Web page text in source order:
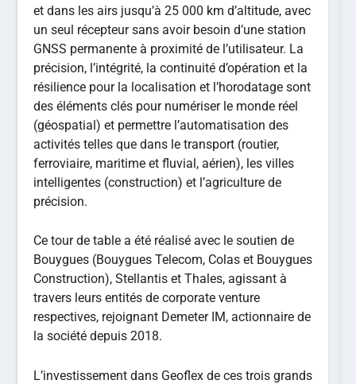
et dans les airs jusqu’à 25 000 km d’altitude, avec
un seul récepteur sans avoir besoin d’une station
GNSS permanente à proximité de l’utilisateur. La
précision, l’intégrité, la continuité d’opération et la
résilience pour la localisation et l’horodatage sont
des éléments clés pour numériser le monde réel
(géospatial) et permettre l’automatisation des
activités telles que dans le transport (routier,
ferroviaire, maritime et fluvial, aérien), les villes
intelligentes (construction) et l’agriculture de
précision.
Ce tour de table a été réalisé avec le soutien de
Bouygues (Bouygues Telecom, Colas et Bouygues
Construction), Stellantis et Thales, agissant à
travers leurs entités de corporate venture
respectives, rejoignant Demeter IM, actionnaire de
la société depuis 2018.
L’investissement dans Geoflex de ces trois grands